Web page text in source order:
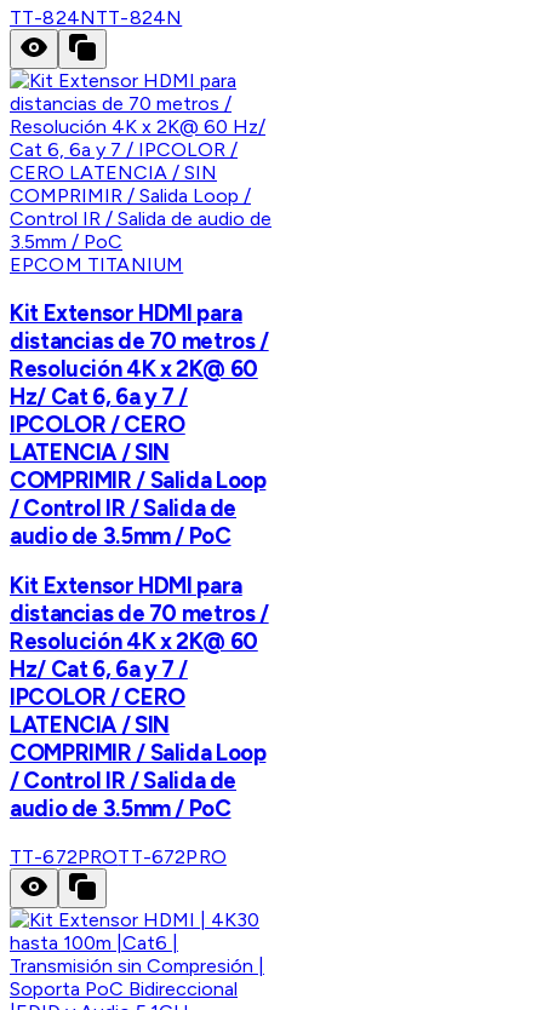
TT-824NTT-824N
EPCOM TITANIUM
Kit Extensor HDMI para
distancias de 70 metros /
Resolución 4K x 2K@ 60
Hz/ Cat 6, 6a y 7 /
IPCOLOR / CERO
LATENCIA / SIN
COMPRIMIR / Salida Loop
/ Control IR / Salida de
audio de 3.5mm / PoC
Kit Extensor HDMI para
distancias de 70 metros /
Resolución 4K x 2K@ 60
Hz/ Cat 6, 6a y 7 /
IPCOLOR / CERO
LATENCIA / SIN
COMPRIMIR / Salida Loop
/ Control IR / Salida de
audio de 3.5mm / PoC
TT-672PROTT-672PRO